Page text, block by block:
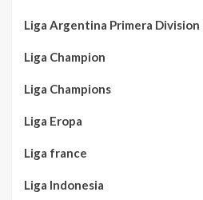
Liga Argentina Primera Division
Liga Champion
Liga Champions
Liga Eropa
Liga france
Liga Indonesia